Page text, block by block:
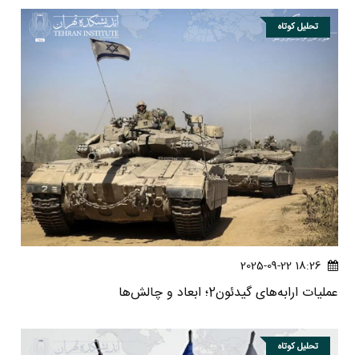
تحلیل کوتاه
18:26 2025-09-22
عملیات ارابه‌های گیدئون2؛ ابعاد و چالش‌ها
تحلیل کوتاه